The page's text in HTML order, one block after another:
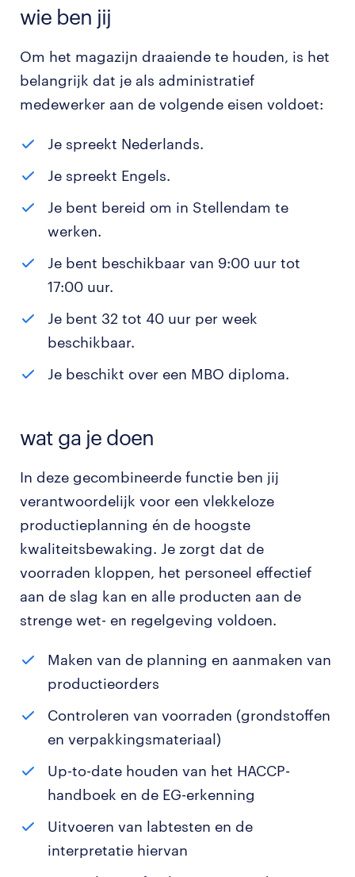
wie ben jij
Om het magazijn draaiende te houden, is het
belangrijk dat je als administratief
medewerker aan de volgende eisen voldoet:
Je spreekt Nederlands.
Je spreekt Engels.
Je bent bereid om in Stellendam te
werken.
Je bent beschikbaar van 9:00 uur tot
17:00 uur.
Je bent 32 tot 40 uur per week
beschikbaar.
Je beschikt over een MBO diploma.
wat ga je doen
In deze gecombineerde functie ben jij
verantwoordelijk voor een vlekkeloze
productieplanning én de hoogste
kwaliteitsbewaking. Je zorgt dat de
voorraden kloppen, het personeel effectief
aan de slag kan en alle producten aan de
strenge wet- en regelgeving voldoen.
Maken van de planning en aanmaken van
productieorders
Controleren van voorraden (grondstoffen
en verpakkingsmateriaal)
Up-to-date houden van het HACCP-
handboek en de EG-erkenning
Uitvoeren van labtesten en de
interpretatie hiervan